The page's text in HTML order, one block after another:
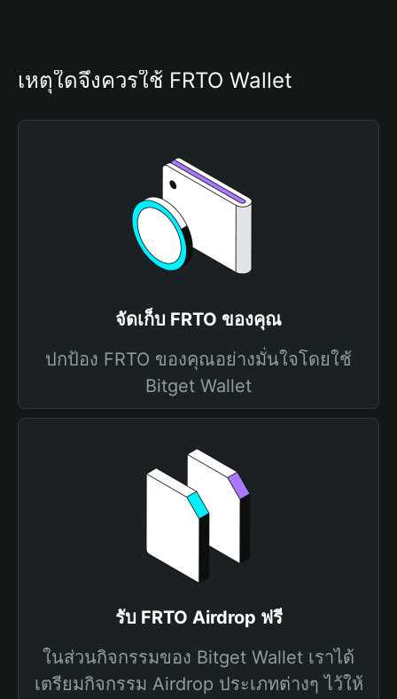
เหตุใดจึงควรใช้ FRTO Wallet
จัดเก็บ FRTO ของคุณ
ปกป้อง FRTO ของคุณอย่างมั่นใจโดยใช้
Bitget Wallet
รับ FRTO Airdrop ฟรี
ในส่วนกิจกรรมของ Bitget Wallet เราได้
เตรียมกิจกรรม Airdrop ประเภทต่างๆ ไว้ให้